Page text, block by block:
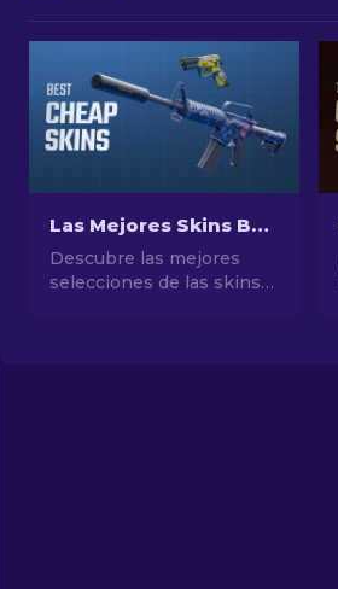
Las Mejores Skins Baratas de CS2 [2026]
Descubre las mejores
selecciones de las skins